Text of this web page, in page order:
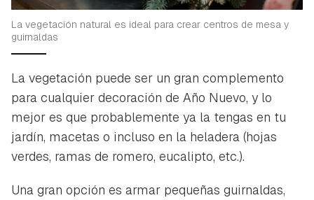
iniciar sesión con tu cuenta de Hogarmanía.
INICIAR SESIÓN
La vegetación natural es ideal para crear centros de mesa y
guirnaldas
La vegetación puede ser un gran complemento
para cualquier decoración de Año Nuevo, y lo
mejor es que probablemente ya la tengas en tu
jardín, macetas o incluso en la heladera (hojas
verdes, ramas de romero, eucalipto, etc.).
Una gran opción es armar pequeñas guirnaldas,
ACEPTAR